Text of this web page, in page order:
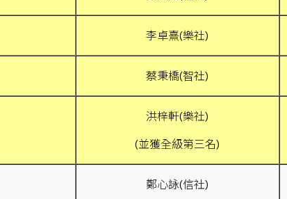
李卓熹(樂社)
蔡秉橋(智社)
洪梓軒(樂社)
(並獲全級第三名)
鄭心詠(信社)